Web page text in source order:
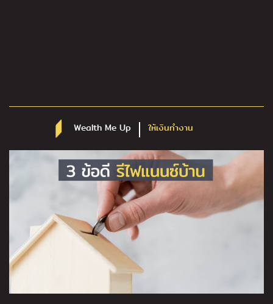
Wealth Me Up ให้เงินทำงาน